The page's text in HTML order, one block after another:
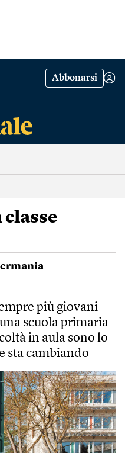
Abbonarsi
classe
più giovani
scuola primaria
in aula sono lo
sta cambiando